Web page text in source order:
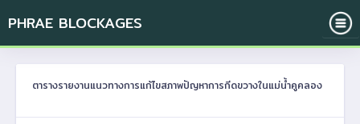
PHRAE BLOCKAGES
ตารางรายงานแนวทางการแก้ไขสภาพปัญหาการกีดขวางในแม่น้ำคูคลอง